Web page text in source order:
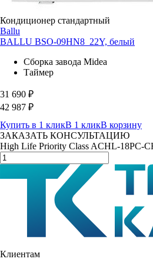
Кондиционер стандартный
Ballu
BALLU BSO-09HN8_22Y, белый
Сборка завода Midea
Таймер
31 690 ₽
42 987 ₽
Купить в 1 кликВ 1 кликВ корзину
ЗАКАЗАТЬ КОНСУЛЬТАЦИЮ
High Life Priority Class ACHL-18PC-
Клиентам